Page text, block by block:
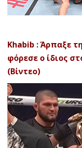
Khabib : Άρπαξε
φόρεσε ο ίδιος
(Βίντεο)